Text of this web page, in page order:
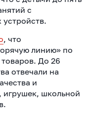
с
, что
линию» по
До 26
отвечали на
и
школьной